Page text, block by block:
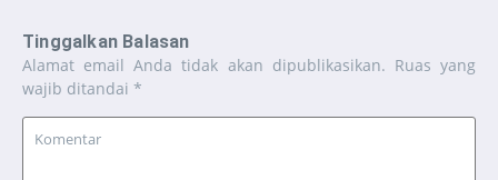
Tinggalkan Balasan
Alamat email Anda tidak akan dipublikasikan. Ruas yang
wajib ditandai *